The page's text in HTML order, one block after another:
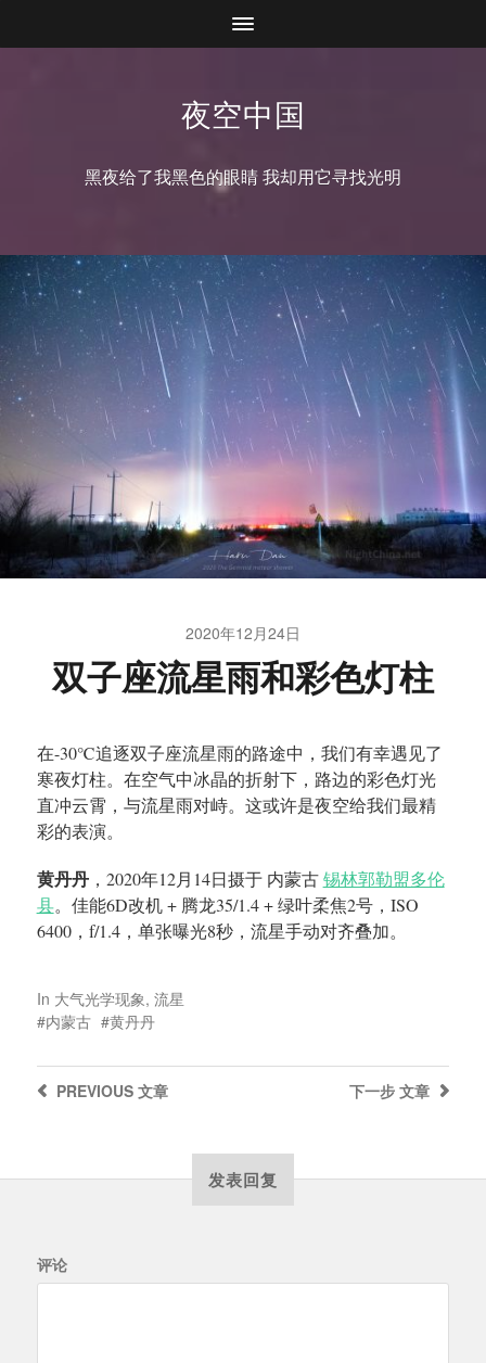
夜空中国
黑夜给了我黑色的眼睛 我却用它寻找光明
2020年12月24日
双子座流星雨和彩色灯柱
在-30℃追逐双子座流星雨的路途中，我们有幸遇见了
寒夜灯柱。在空气中冰晶的折射下，路边的彩色灯光
直冲云霄，与流星雨对峙。这或许是夜空给我们最精
彩的表演。
黄丹丹，2020年12月14日摄于 内蒙古锡林郭勒盟多伦
县。佳能6D改机 + 腾龙35/1.4 + 绿叶柔焦2号，ISO
6400，f/1.4，单张曝光8秒，流星手动对齐叠加。
In 大气光学现象, 流星
内蒙古
黄丹丹
下一步 文章
PREVIOUS文章
发表回复
评论